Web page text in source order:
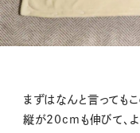
まずはなんと言ってもこ
縦が20cmも伸びて、よ